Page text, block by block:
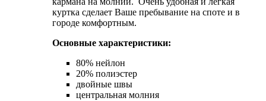
куртка сделает Ваше пребывание на споте и в
городе комфортным.
Основные характеристики:
80% нейлон
20% полиэстер
двойные швы
центральная молния